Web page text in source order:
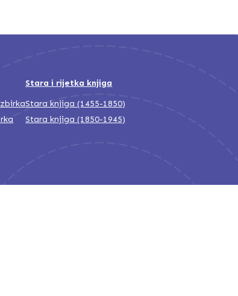
Stara i rijetka knjiga
Stara knjiga (1455-1850)
Stara knjiga (1850-1945)